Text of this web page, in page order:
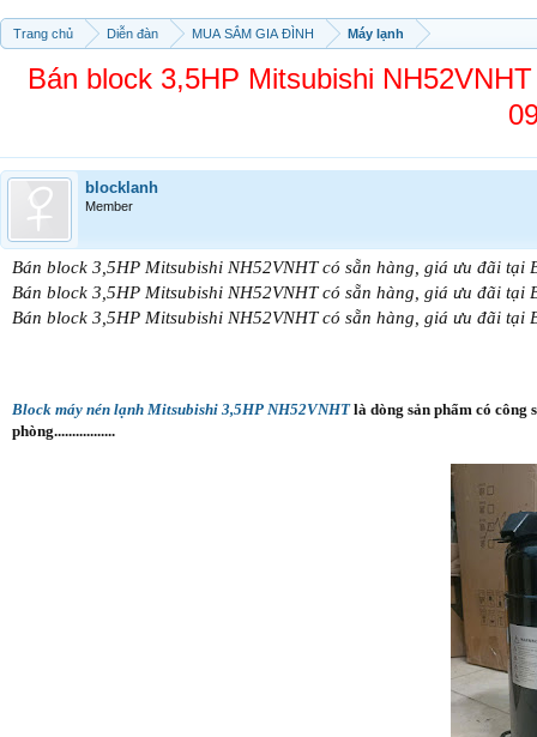
Trang chủ Diễn đàn MUA SẮM GIA ĐÌNH Máy lạnh
Bán block 3,5HP Mitsubishi
blocklanh
Member
Bán block 3,5HP Mitsubishi NH52VNHT có sẵn hàng, giá ưu đãi tại
Bán block 3,5HP Mitsubishi NH52VNHT có sẵn hàng, giá ưu đãi tại
Bán block 3,5HP Mitsubishi NH52VNHT có sẵn hàng, giá ưu đãi tại
Block máy nén lạnh Mitsubishi 3,5HP NH52VNHTlà dòng sản phẩm có công
phòng.................